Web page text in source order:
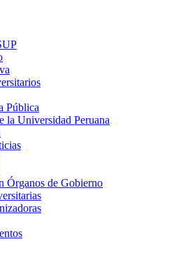
Pública
la Universidad Peruana
Órganos de Gobierno